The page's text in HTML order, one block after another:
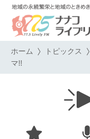
ホーム トピックス
マ!!